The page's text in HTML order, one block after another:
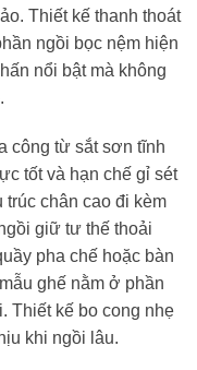
Thiết kế thanh thoát
ngồi bọc nệm hiện
nổi bật mà không
công từ sắt sơn tĩnh
tốt và hạn chế gỉ sét
chân cao đi kèm
giữ tư thế thoải
pha chế hoặc bàn
ghế nằm ở phần
Thiết kế bo cong nhẹ
khi ngồi lâu.